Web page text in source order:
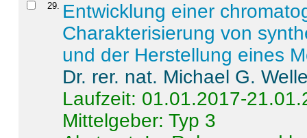
29. Entwicklung einer
Charakterisierung von
und der Herstellung eines
Dr. rer. nat. Michael G.
Laufzeit: 01.01.2017-
Mittelgeber: Typ 3